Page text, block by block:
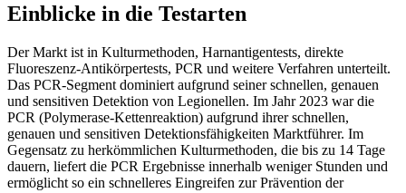
Einblicke in die Testarten
Der Markt ist in Kulturmethoden, Harnantigentests, direkte
Fluoreszenz-Antikörpertests, PCR und weitere Verfahren unterteilt.
Das PCR-Segment dominiert aufgrund seiner schnellen, genauen
und sensitiven Detektion von Legionellen. Im Jahr 2023 war die
PCR (Polymerase-Kettenreaktion) aufgrund ihrer schnellen,
genauen und sensitiven Detektionsfähigkeiten Marktführer. Im
Gegensatz zu herkömmlichen Kulturmethoden, die bis zu 14 Tage
dauern, liefert die PCR Ergebnisse innerhalb weniger Stunden und
ermöglicht so ein schnelleres Eingreifen zur Prävention der